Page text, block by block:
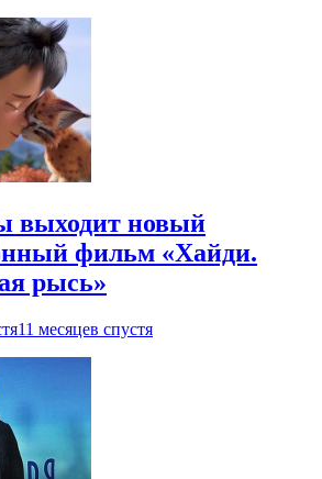
выходит новый
фильм «Хайди.
рысь»
11 месяцев спустя